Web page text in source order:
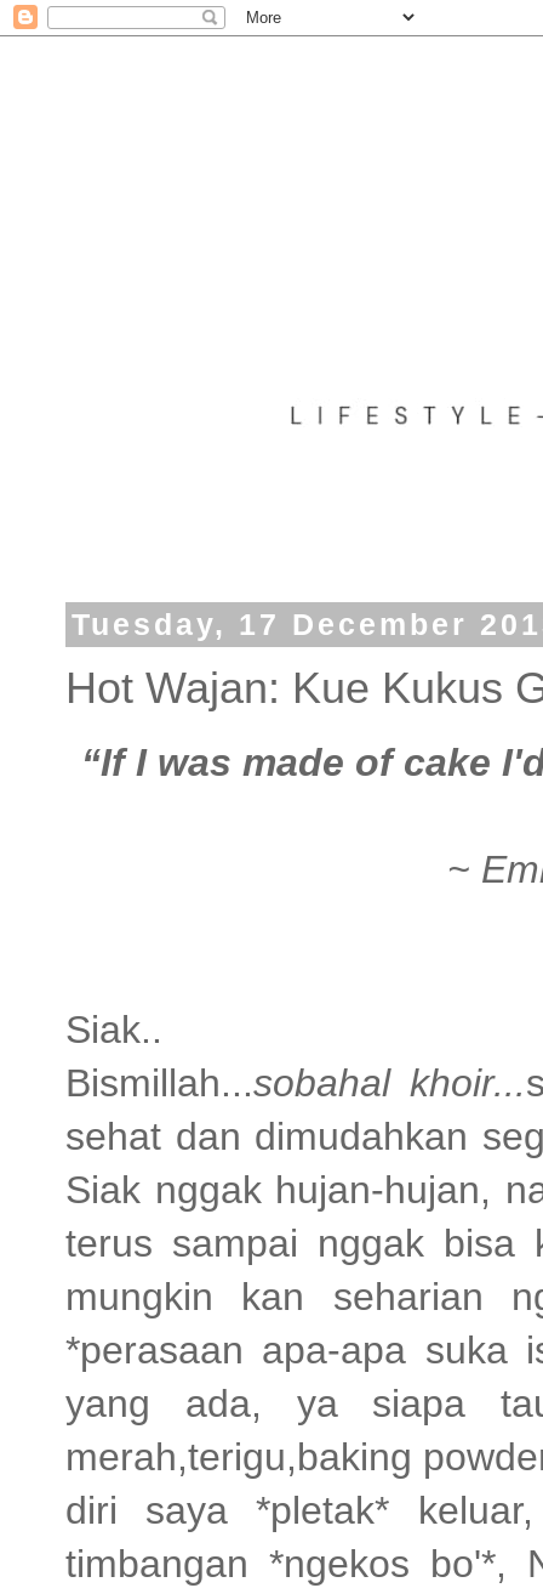
Tuesday, 17 December
Hot Wajan: Kue Kukus
“If I was made of cake
~
Siak..
Bismillah...sobahal khoir...
sehat dan dimudahkan
Siak nggak hujan-hujan,
terus sampai nggak bisa
mungkin kan seharian
*perasaan apa-apa suka
yang ada, ya siapa
merah,terigu,baking
diri saya *pletak*
timbangan *ngekos bo'*,